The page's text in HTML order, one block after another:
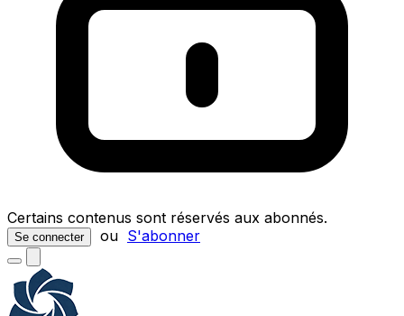
Certains contenus sont réservés aux abonnés.
Se connecter ou S'abonner